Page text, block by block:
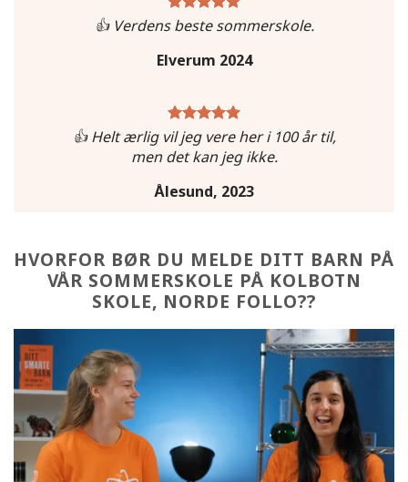
👍 Verdens beste sommerskole.
Elverum 2024
👍 Helt ærlig vil jeg vere her i 100 år til,
men det kan jeg ikke.
Ålesund, 2023
HVORFOR BØR DU MELDE DITT BARN PÅ
VÅR SOMMERSKOLE PÅ KOLBOTN
SKOLE, NORDE FOLLO??